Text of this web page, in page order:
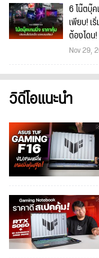
6 โน๊ตบุ๊
เพียบ! เ
ต้องโดน!
Nov 29,
วิดีโอแนะนำ